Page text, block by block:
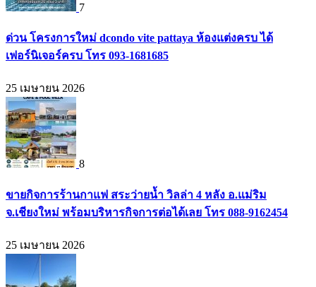
7
ด่วน โครงการใหม่ dcondo vite pattaya ห้องแต่งครบ ได้
เฟอร์นิเจอร์ครบ โทร 093-1681685
25 เมษายน 2026
8
ขายกิจการร้านกาแฟ สระว่ายน้ำ วิลล่า 4 หลัง อ.แม่ริม
จ.เชียงใหม่ พร้อมบริหารกิจการต่อได้เลย โทร 088-9162454
25 เมษายน 2026